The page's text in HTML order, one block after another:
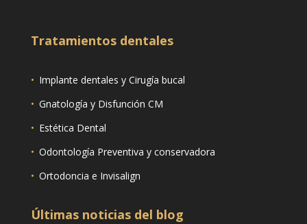
Tratamientos dentales
• Implante dentales y Cirugía bucal
• Gnatología y Disfunción CM
• Estética Dental
• Odontología Preventiva y conservadora
• Ortodoncia e Invisalign
Últimas noticias del blog